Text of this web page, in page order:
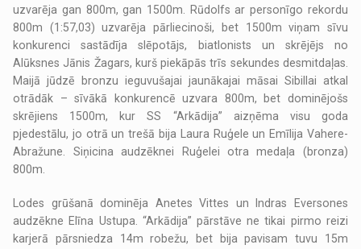
uzvarēja gan 800m, gan 1500m. Rūdolfs ar personīgo rekordu
800m (1:57,03) uzvarēja pārliecinoši, bet 1500m viņam sīvu
konkurenci sastādīja slēpotājs, biatlonists un skrējējs no
Alūksnes Jānis Žagars, kurš piekāpās trīs sekundes desmitdaļas.
Maijā jūdzē bronzu ieguvušajai jaunākajai māsai Sibillai atkal
otrādāk – sīvākā konkurencē uzvara 800m, bet dominējošs
skrējiens 1500m, kur SS “Arkādija” aizņēma visu goda
pjedestālu, jo otrā un trešā bija Laura Ruģele un Emīlija Vahere-
Abražune. Siņicina audzēknei Ruģelei otra medaļa (bronza)
800m.
Lodes grūšanā dominēja Anetes Vittes un Indras Eversones
audzēkne Elīna Ustupa. “Arkādija” pārstāve ne tikai pirmo reizi
karjerā pārsniedza 14m robežu, bet bija pavisam tuvu 15m